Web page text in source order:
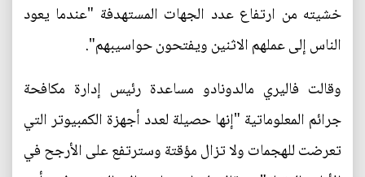
خشيته من ارتفاع عدد الجهات المستهدفة "عندما يعود
الناس إلى عملهم الاثنين ويفتحون حواسيبهم".
وقالت فاليري مالدونادو مساعدة رئيس إدارة مكافحة
جرائم المعلوماتية "إنها حصيلة لعدد أجهزة الكمبيوتر التي
تعرضت للهجمات ولا تزال مؤقتة وسترتفع على الأرجح في